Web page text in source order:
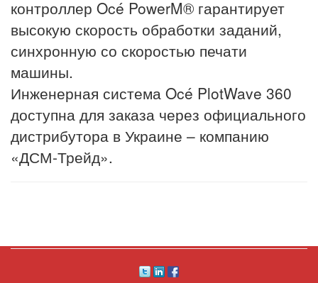
контроллер Océ PowerM® гарантирует
высокую скорость обработки заданий,
синхронную со скоростью печати
машины.
Инженерная система Océ PlotWave 360
доступна для заказа через официального
дистрибутора в Украине – компанию
«ДСМ-Трейд».